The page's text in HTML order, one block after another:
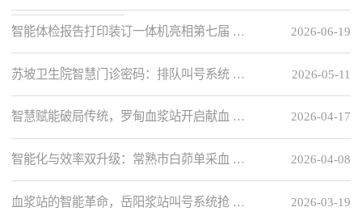
2026-06-19
智能体检报告打印装订一体机亮相第七届 …
2026-05-11
苏坡卫生院智慧门诊密码：排队叫号系统 …
2026-04-17
智慧赋能破局传统，罗甸血浆站开启献血 …
2026-04-08
智能化与效率双升级：常熟市白茆单采血 …
2026-03-19
血浆站的智能革命，岳阳浆站叫号系统抢 …